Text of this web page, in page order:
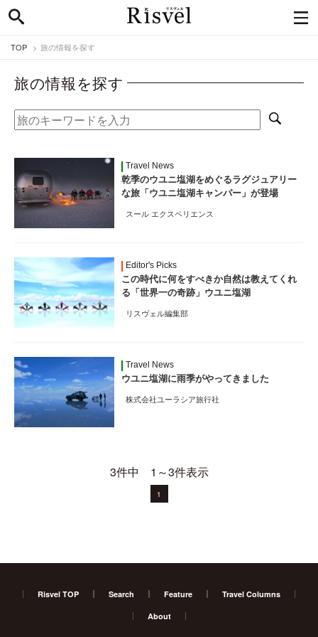
TOP 旅の情報を探す
旅の情報を探す
Travel News
乾季のウユニ塩湖をめぐるラグジュアリー
な旅「ウユニ塩湖キャンパー」が登場
スール エクスペリエンス
Editor's Picks
この時代に何をすべきか自然は教えてくれ
る「世界一の奇跡」ウユニ塩湖
リスヴェル編集部
Travel News
ウユニ塩湖に雨季がやってきました
株式会社ユーラシア旅行社
3件中 1～3件表示
1
Risvel TOP Search Feature Travel Columns
About